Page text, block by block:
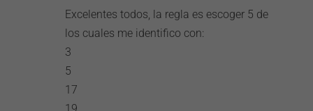
Excelentes todos, la regla es escoger 5 de
los cuales me identifico con:
3
5
17